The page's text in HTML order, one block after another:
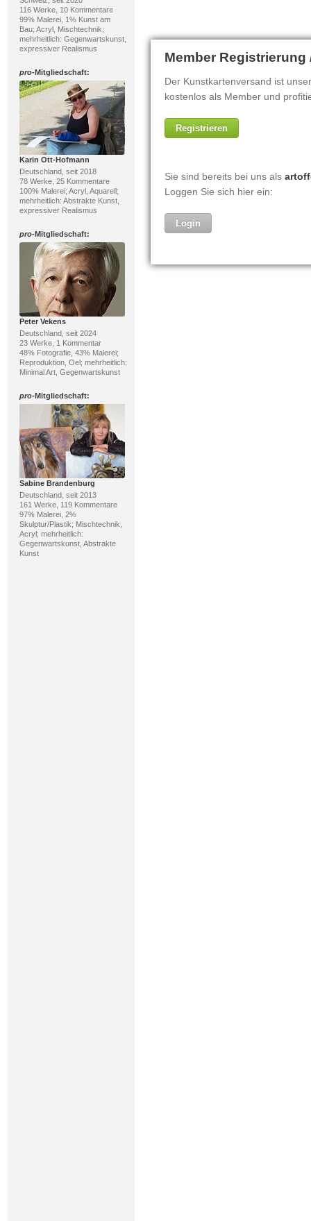
116 Werke, 10 Kommentare
99% Malerei, 1% Kunst am
Bau; Acryl, Mischtechnik;
mehrheitlich: Gegenwartskunst,
expressiver Realismus
pro-Mitgliedschaft:
Karin Ott-Hofmann
Deutschland, seit 2018
78 Werke, 25 Kommentare
100% Malerei; Acryl, Aquarell;
mehrheitlich: Abstrakte Kunst,
expressiver Realismus
pro-Mitgliedschaft:
Peter Vekens
Deutschland, seit 2024
23 Werke, 1 Kommentar
48% Fotografie, 43% Malerei;
Reproduktion, Oel; mehrheitlich:
Minimal Art, Gegenwartskunst
pro-Mitgliedschaft:
Sabine Brandenburg
Deutschland, seit 2013
161 Werke, 119 Kommentare
97% Malerei, 2%
Skulptur/Plastik; Mischtechnik,
Acryl; mehrheitlich:
Gegenwartskunst, Abstrakte
Kunst